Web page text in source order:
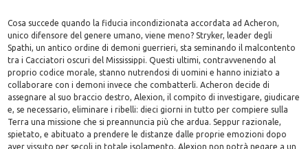
Cosa succede quando la fiducia incondizionata accordata ad Acheron,
unico difensore del genere umano, viene meno? Stryker, leader degli
Spathi, un antico ordine di demoni guerrieri, sta seminando il malcontento
tra i Cacciatori oscuri del Mississippi. Questi ultimi, contravvenendo al
proprio codice morale, stanno nutrendosi di uomini e hanno iniziato a
collaborare con i demoni invece che combatterli. Acheron decide di
assegnare al suo braccio destro, Alexion, il compito di investigare, giudicare
e, se necessario, eliminare i ribelli: dieci giorni in tutto per compiere sulla
Terra una missione che si preannuncia più che ardua. Seppur razionale,
spietato, e abituato a prendere le distanze dalle proprie emozioni dopo
aver vissuto per secoli in totale isolamento, Alexion non potrà negare a un